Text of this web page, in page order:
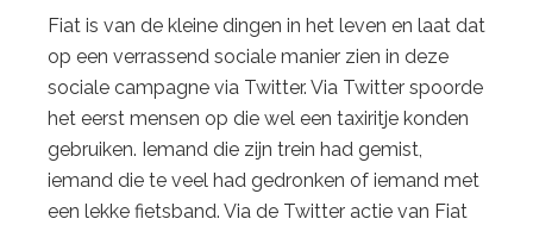
Fiat is van de kleine dingen in het leven en laat dat
op een verrassend sociale manier zien in deze
sociale campagne via Twitter. Via Twitter spoorde
het eerst mensen op die wel een taxiritje konden
gebruiken. Iemand die zijn trein had gemist,
iemand die te veel had gedronken of iemand met
een lekke fietsband. Via de Twitter actie van Fiat